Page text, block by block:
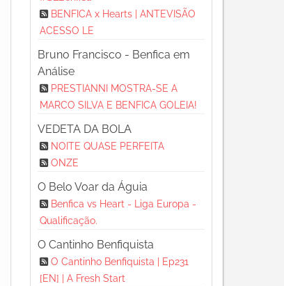
BENFICA x Hearts | ANTEVISÃO
ACESSO LE
Bruno Francisco - Benfica em
Análise
PRESTIANNI MOSTRA-SE A
MARCO SILVA E BENFICA GOLEIA!
VEDETA DA BOLA
NOITE QUASE PERFEITA
ONZE
O Belo Voar da Águia
Benfica vs Heart - Liga Europa -
Qualificação.
O Cantinho Benfiquista
O Cantinho Benfiquista | Ep231
[EN] | A Fresh Start